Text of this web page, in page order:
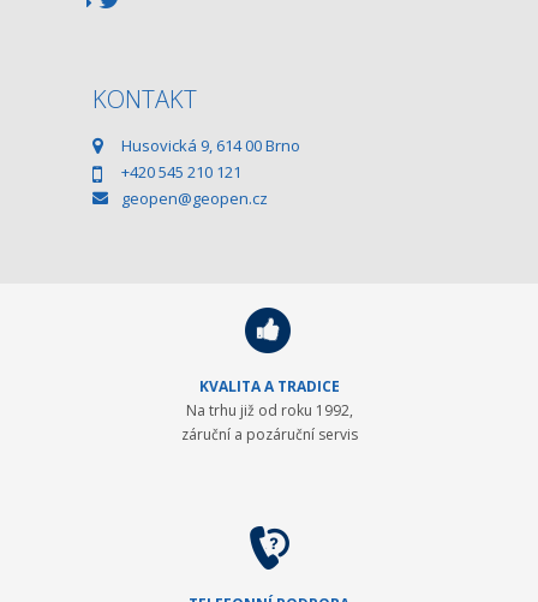
KONTAKT
Husovická 9, 614 00 Brno
+420 545 210 121
geopen@geopen.cz
KVALITA A TRADICE
Na trhu již od roku 1992,
záruční a pozáruční servis